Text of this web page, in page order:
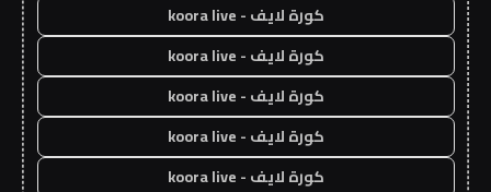
كورة لايف - koora live
كورة لايف - koora live
كورة لايف - koora live
كورة لايف - koora live
كورة لايف - koora live